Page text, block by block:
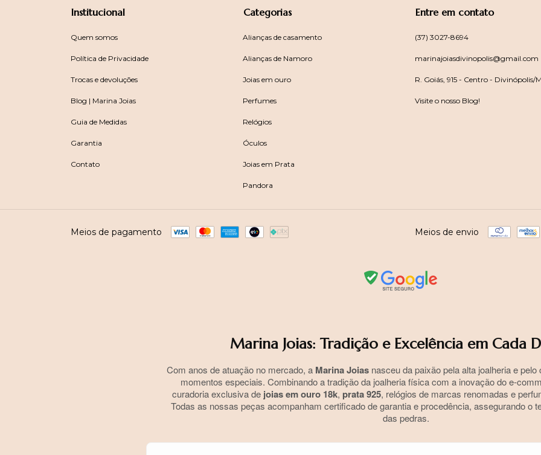
Institucional
Quem somos
Política de Privacidade
Trocas e devoluções
Blog | Marina Joias
Guia de Medidas
Garantia
Contato
Categorias
Alianças de casamento
Alianças de Namoro
Joias em ouro
Perfumes
Relógios
Óculos
Joias em Prata
Pandora
Entre em contato
(37) 3027-8694
marinajoiasdivinopolis@gmail.com
R. Goiás, 915 - Centro - Divinópolis/
Visite o nosso Blog!
Meios de pagamento Meios de envio
Marina Joias: Tradição e Excelência em Cada
Com anos de atuação no mercado, a Marina Joiasnasceu da paixão pela alta joalheria e
momentos especiais. Combinando a tradição da joalheria física com a inovação do e-
curadoria exclusiva de joias em ouro 18k, prata 925, relógios de marcas renomadas e
Todas as nossas peças acompanham certificado de garantia e procedência, assegurando o
das pedras.